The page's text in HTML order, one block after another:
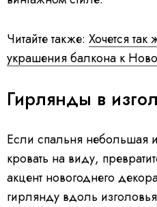
Читайте также: Хочется
украшения балкона к
Гирлянды в
Если спальня небольшая
кровать на виду,
акцент новогоднего
гирлянду вдоль